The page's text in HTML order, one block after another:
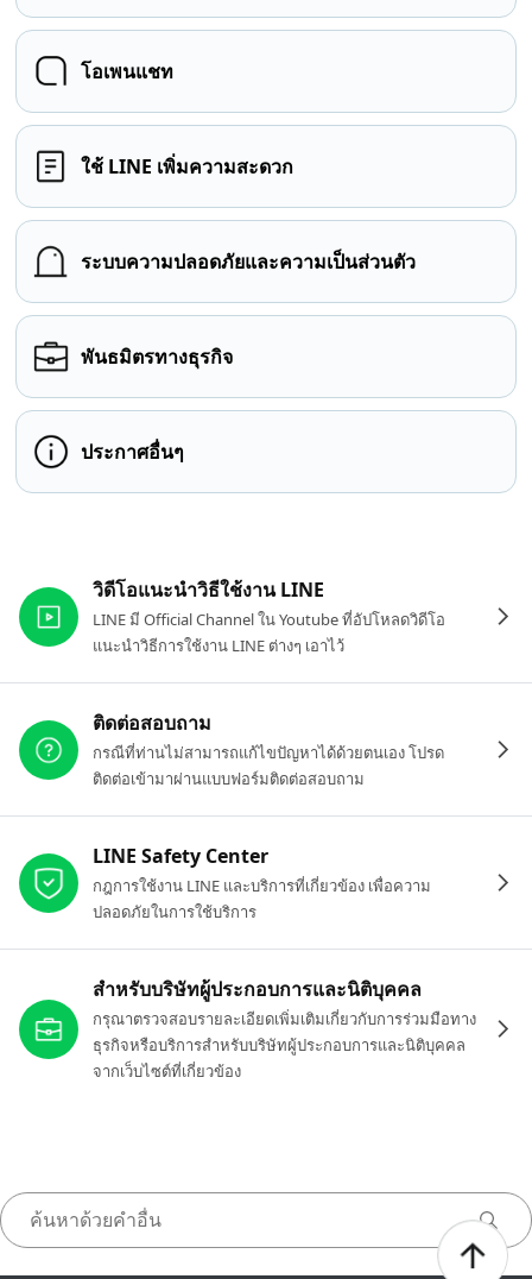
โอเพนแชท
ใช้ LINE เพิ่มความสะดวก
ระบบความปลอดภัยและความเป็นส่วนตัว
พันธมิตรทางธุรกิจ
ประกาศอื่นๆ
วิดีโอแนะนำวิธีใช้งาน LINE
LINE มี Official Channel ใน Youtube ที่อัปโหลดวิดีโอ
แนะนำวิธีการใช้งาน LINE ต่างๆ เอาไว้
ติดต่อสอบถาม
กรณีที่ท่านไม่สามารถแก้ไขปัญหาได้ด้วยตนเอง โปรด
ติดต่อเข้ามาผ่านแบบฟอร์มติดต่อสอบถาม
LINE Safety Center
กฎการใช้งาน LINE และบริการที่เกี่ยวข้อง เพื่อความ
ปลอดภัยในการใช้บริการ
สำหรับบริษัทผู้ประกอบการและนิติบุคคล
กรุณาตรวจสอบรายละเอียดเพิ่มเติมเกี่ยวกับการร่วมมือทาง
ธุรกิจหรือบริการสำหรับบริษัทผู้ประกอบการและนิติบุคคล
จากเว็บไซต์ที่เกี่ยวข้อง